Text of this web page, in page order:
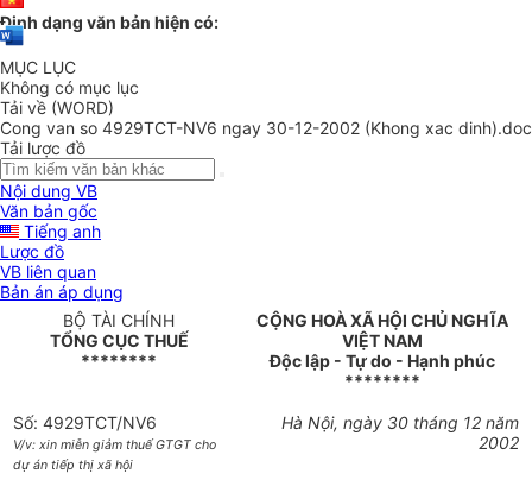
Định dạng văn bản hiện có:
MỤC LỤC
Không có mục lục
Tải về (WORD)
Cong van so 4929TCT-NV6 ngay 30-12-2002 (Khong xac dinh).doc
Tải lược đồ
Nội dung VB
Văn bản gốc
Tiếng anh
Lược đồ
VB liên quan
Bản án áp dụng
BỘ TÀI CHÍNH
TỔNG CỤC THUẾ
********
CỘNG HOÀ XÃ HỘI CHỦ NGHĨA
VIỆT NAM
Độc lập - Tự do - Hạnh phúc
********
Số: 4929TCT/NV6
V/v: xin miễn giảm thuế GTGT cho
dự án tiếp thị xã hội
Hà Nội, ngày 30 tháng 12 năm
2002